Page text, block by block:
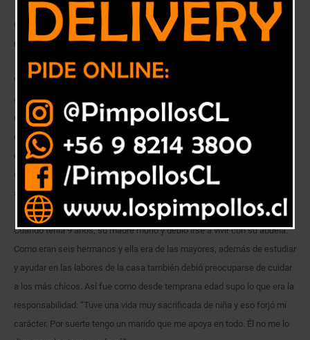
Colección de prendas infantiles se confeccionó con un hilado único,
mezcla de llama, alpaca y oveja merino.
Violeta Mariluz Osses Vera (59) se define como “una mujer de
esfuerzo”. Casada hace 44 años y con dos hijos, vive en el sector rural
Quebradilla de la comuna de La Ligua junto a su esposo, José Vilches -
con quien en 2007 lograron terminar la enseñanza media-, y dos nietas
de 15 y 19 años. Es presidenta de la junta de vecinos y tesorera del
comité de aguas. Además, realiza dos trabajos para llevar el sustento a
su hogar: vende dulces en la carretera y teje.
Cuando tenía 9 años, su madre murió y debió irse a vivir con su abuela.
Como eran seis hermanos y ella era de las mayores, además de estudiar
y ayudar en las labores de la casa también debió preocuparse de cuidar
a los más chicos. Así fue como desde temprana edad supo lo que era la
responsabilidad: “Tuve una vida muy sacrificada de niña y eso forjó mi
carácter. Por suerte tengo un marido que me apoya en todo. Él no me lo